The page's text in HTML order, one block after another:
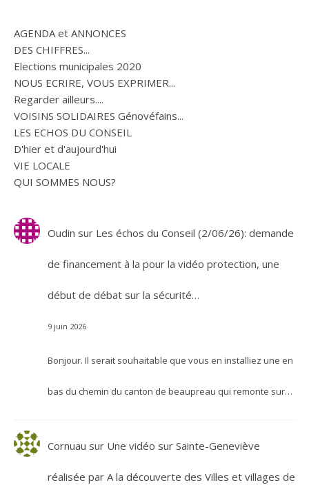
AGENDA et ANNONCES
DES CHIFFRES...
Elections municipales 2020
NOUS ECRIRE, VOUS EXPRIMER...
Regarder ailleurs....
VOISINS SOLIDAIRES Génovéfains...
LES ECHOS DU CONSEIL
D'hier et d'aujourd'hui
VIE LOCALE
QUI SOMMES NOUS?
Oudin sur Les échos du Conseil (2/06/26): demande
de financement à la pour la vidéo protection, une
début de débat sur la sécurité…
9 juin 2026
Bonjour. Il serait souhaitable que vous en installiez une en
bas du chemin du canton de beaupreau qui remonte sur…
Cornuau sur Une vidéo sur Sainte-Geneviève
réalisée par A la découverte des Villes et villages de